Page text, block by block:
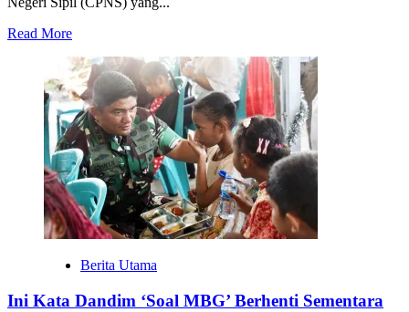
Read MoreRead
about
Wagub
Papua
Selatan
Minta
Kejelasan
Kuota
203
Formasi
CPNS
yang
Berita Utama
Ini Kata Dandim ‘Soal MBG’ Berhenti Sementara